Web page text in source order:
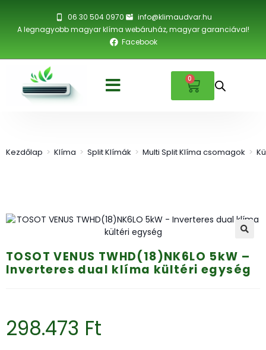
06 30 504 0970
info@klimaudvar.hu
A legnagyobb magyar klíma webáruház, magyar garanciával!
Facebook
0
Kezdőlap > Klíma > Split Klímák > Multi Split Klíma csomagok >
TOSOT VENUS TWHD(18)NK6LO 5kW –
Inverteres dual klíma kültéri egység
298.473 Ft